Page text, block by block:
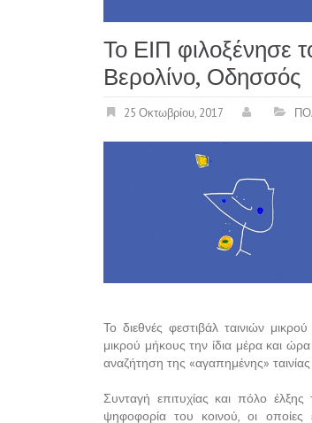
Το ΕΙΠ φιλοξένησε
Βερολίνο, Οδησσός
25 Οκτωβρίου, 2017
Το διεθνές φεστιβάλ ταινιών
μικρού μήκους την ίδια μέρα και
αναζήτηση της «αγαπημένης»
Συνταγή επιτυχίας και πόλο
ψηφοφορία του κοινού, οι